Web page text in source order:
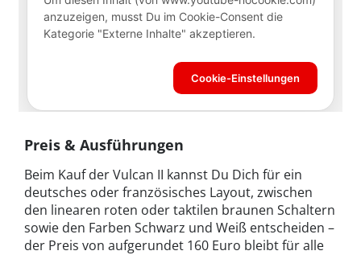
Preis & Ausführungen
Beim Kauf der Vulcan II kannst Du Dich für ein
deutsches oder französisches Layout, zwischen
den linearen roten oder taktilen braunen Schaltern
sowie den Farben Schwarz und Weiß entscheiden –
der Preis von aufgerundet 160 Euro bleibt für alle